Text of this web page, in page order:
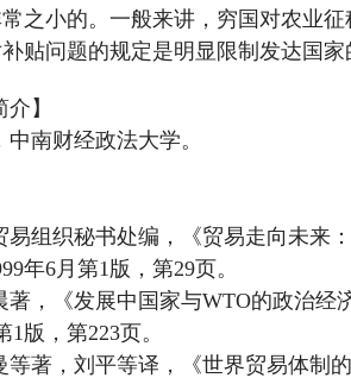
之小的。一般来讲，穷国对农业
贴问题的规定是明显限制发达国家
介】
中南财经政法大学。
组织秘书处编，《贸易走向未来
年6 月第1 版，第29页。
，《发展中国家与WTO的政治经
1 版，第223页。
著，刘平等译，《世界贸易体制